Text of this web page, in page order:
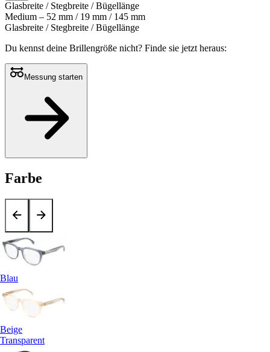
Glasbreite / Stegbreite / Bügellänge
Medium – 52 mm / 19 mm / 145 mm
Glasbreite / Stegbreite / Bügellänge
Du kennst deine Brillengröße nicht? Finde sie jetzt heraus:
Messung starten
Farbe
Blau
Beige
Transparent